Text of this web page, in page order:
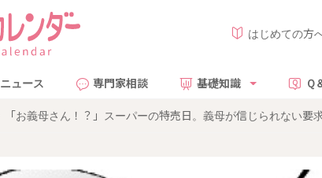
はじめての方
ニュース 専門家相談 基礎知識 Ｑ
「お義母さん！？」スーパーの特売日。義母が信じられない